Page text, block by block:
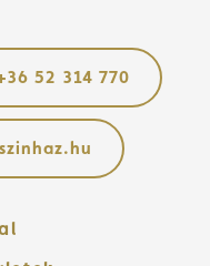
52 314 770